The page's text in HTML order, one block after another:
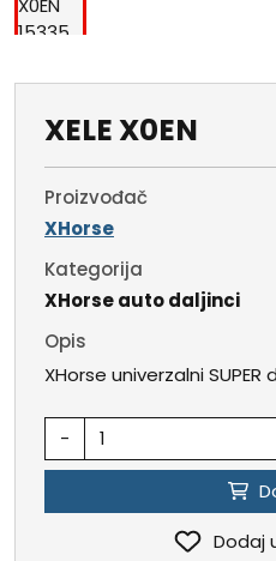
XELE X0EN
Proizvođač
XHorse
Kategorija
XHorse auto daljinci
Opis
XHorse univerzalni SUPER
-
Dodaj